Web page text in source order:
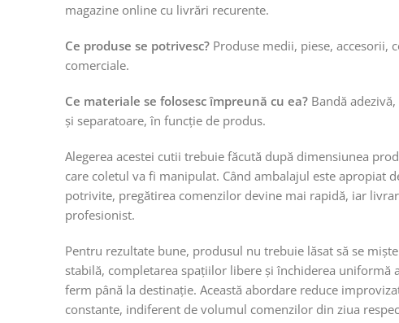
magazine online cu livrări recurente.
Ce produse se potrivesc? Produse medii, piese, accesorii,
comerciale.
Ce materiale se folosesc împreună cu ea? Bandă
și separatoare, în funcție de produs.
Alegerea acestei cutii trebuie făcută după dimensiunea
care coletul va fi manipulat. Când ambalajul este apropiat
potrivite, pregătirea comenzilor devine mai rapidă, iar
profesionist.
Pentru rezultate bune, produsul nu trebuie lăsat să se
stabilă, completarea spațiilor libere și închiderea uniformă
ferm până la destinație. Această abordare reduce
constante, indiferent de volumul comenzilor din ziua